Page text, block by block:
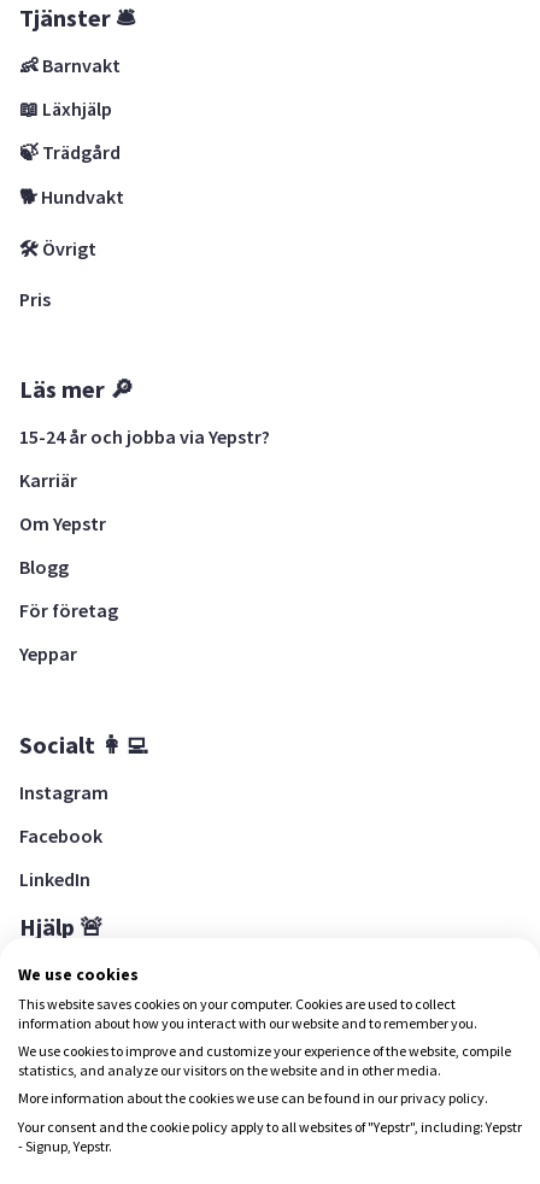
Tjänster 🛎
👶 Barnvakt
📖 Läxhjälp
🍃 Trädgård
🐕 Hundvakt
🛠 Övrigt
Pris
Läs mer 🔎
15-24 år och jobba via Yepstr?
Karriär
Om Yepstr
Blogg
För företag
Yeppar
Socialt 👩‍💻
Instagram
Facebook
LinkedIn
Hjälp 🚨
Hjälpcenter
Ladda ned Yepstr
Ladda ned Yepstr
We use cookies
This website saves cookies on your computer. Cookies are used to collect
information about how you interact with our website and to remember you.
We use cookies to improve and customize your experience of the website, compile
statistics, and analyze our visitors on the website and in other media.
More information about the cookies we use can be found in our privacy policy.
Your consent and the cookie policy apply to all websites of "Yepstr", including: Yepstr
- Signup, Yepstr.